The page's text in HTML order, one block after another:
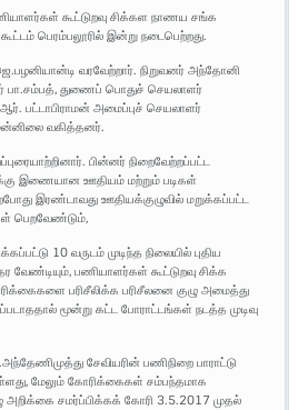
கூட்டுறவு சிக்கள நாணய சங்க
பெரம்பலூரில் இன்று நடைபெற்றது.
வரவேற்றார். நிறுவனர் அந்தோனி
பா.சம்பத், துணைப் பொதுச் செயலாளர்
பட்டாபிராமன் அமைப்புச் செயலாளர்
வகித்தனர்.
பின்னர் நிறைவேற்றப்பட்ட
இணையான ஊதியம் மற்றும் படிகள்
இரண்டாவது ஊதியக்குழுவில் மறுக்கப்பட்ட
பெறவேண்டும்,
10 வருடம் முடிந்த நிலையில் புதிய
வேண்டியும், பணியாளர்கள் கூட்டுறவு சிக்க
பரிசீலிக்க பரிசீலனை குழு அமைத்து
மூன்று கட்ட போராட்டங்கள் நடத்த முடிவு
சேவியரின் பணிநிறை பாராட்டு
மேலும் கோரிக்கைகள் சம்பந்தமாக
சமர்ப்பிக்கக் கோரி 3.5.2017 முதல்